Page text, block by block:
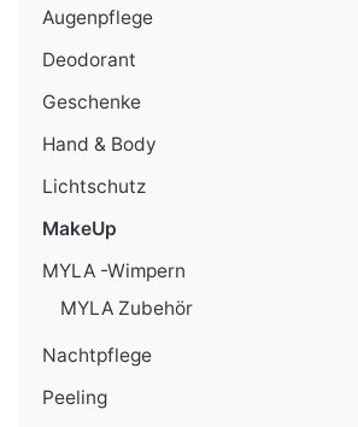
Augenpflege
Deodorant
Geschenke
Hand & Body
Lichtschutz
MakeUp
MYLA -Wimpern
MYLA Zubehör
Nachtpflege
Peeling